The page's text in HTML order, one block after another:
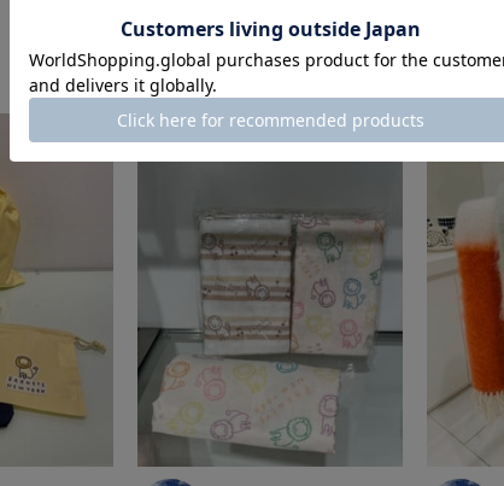
このスタッフの他のスタイリング